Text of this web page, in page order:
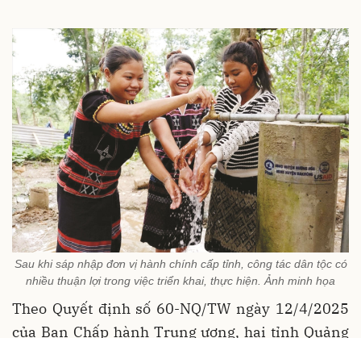
Sau khi sáp nhập đơn vị hành chính cấp tỉnh, công tác dân tộc có
nhiều thuận lợi trong việc triển khai, thực hiện. Ảnh minh họa
Theo Quyết định số 60-NQ/TW ngày 12/4/2025
của Ban Chấp hành Trung ương, hai tỉnh Quảng